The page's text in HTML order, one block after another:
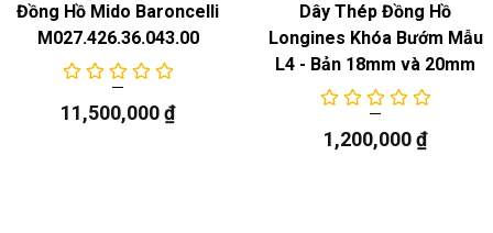
Đồng Hồ Mido Baroncelli
M027.426.36.043.00
11,500,000₫
Dây Thép Đồng Hồ
Longines Khóa Bướm Mẫu
L4 - Bản 18mm và 20mm
1,200,000₫